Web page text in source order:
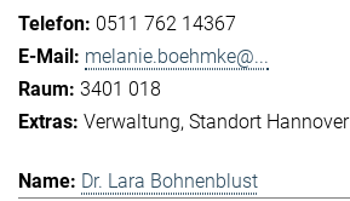
0511 762 14367
melanie.boehmke@...
3401 018
Verwaltung Standort Hannover
Dr. Lara Bohnenblust